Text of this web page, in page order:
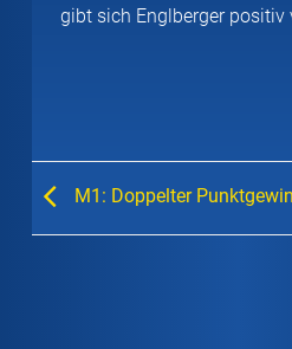
gibt sich Englberger
M1: Doppelter